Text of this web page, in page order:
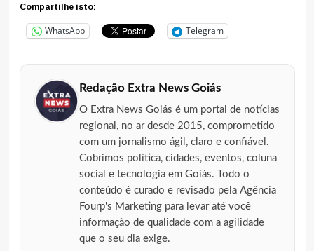
Compartilhe isto:
WhatsApp Telegram
Redação Extra News Goiás
O Extra News Goiás é um portal de notícias
regional, no ar desde 2015, comprometido
com um jornalismo ágil, claro e confiável.
Cobrimos política, cidades, eventos, coluna
social e tecnologia em Goiás. Todo o
conteúdo é curado e revisado pela Agência
Fourp's Marketing para levar até você
informação de qualidade com a agilidade
que o seu dia exige.